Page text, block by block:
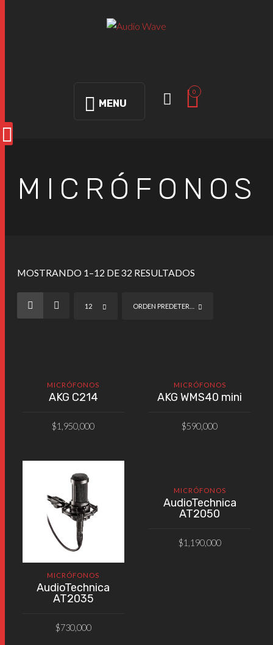
MENU
0
MICRÓFONOS
MOSTRANDO 1–12 DE 32 RESULTADOS
12
MICRÓFONOS
AKG C214
$1,950,000
MICRÓFONOS
AKG WMS40 mini
$590,000
MICRÓFONOS
AudioTechnica
AT2035
$730,000
MICRÓFONOS
AudioTechnica
AT2050
$1,190,000